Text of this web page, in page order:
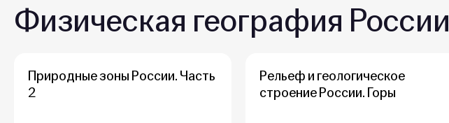
Физическая география России
Природные зоны России. Часть
2
Рельеф и геологическое
строение России. Горы